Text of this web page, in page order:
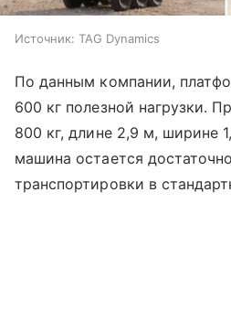
Источник: TAG Dynamics
По данным компании,
600 кг полезной нагрузки.
800 кг, длине 2,9 м, ширине
машина остается
транспортировки в